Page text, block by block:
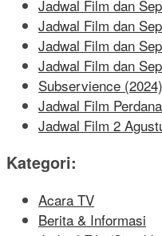
Jadwal Film dan
Jadwal Film dan
Jadwal Film dan
Jadwal Film dan
Subservience (2024)
Jadwal Film
Jadwal Film 2
Kategori:
Acara TV
Berita & Informasi